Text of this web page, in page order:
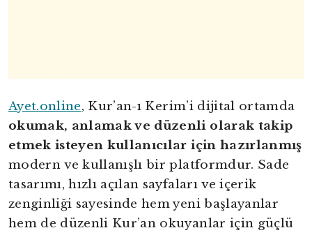
Ayet.online, Kur’an-ı Kerim’i dijital ortamda
okumak, anlamak ve düzenli olarak takip
etmek isteyen kullanıcılar için hazırlanmış
modern ve kullanışlı bir platformdur. Sade
tasarımı, hızlı açılan sayfaları ve içerik
zenginliği sayesinde hem yeni başlayanlar
hem de düzenli Kur’an okuyanlar için güçlü